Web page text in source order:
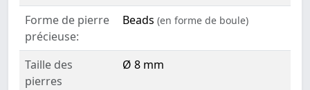
Forme de pierre
précieuse:
Beads (en forme de boule)
Taille des
pierres
Ø 8 mm